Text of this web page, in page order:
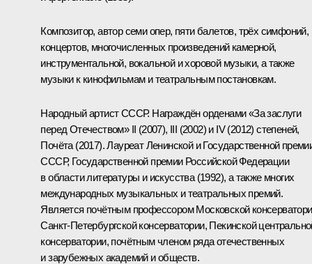
Композитор, автор семи опер, пяти балетов, трёх симфоний,
концертов, многочисленных произведений камерной,
инструментальной, вокальной и хоровой музыки, а также
музыки к кинофильмам и театральным постановкам.
Народный артист СССР. Награждён орденами «За заслуги
перед Отечеством» II (2007), III (2002) и IV (2012) степеней,
Почёта (2017). Лауреат Ленинской и Государственной
СССР, Государственной премии Российской Федерации
в области литературы и искусства (1992), а также многих
международных музыкальных и театральных премий.
Является почётным профессором Московской
Санкт-Петербургской консерватории, Пекинской
консерватории, почётным членом ряда отечественных
и зарубежных академий и обществ.